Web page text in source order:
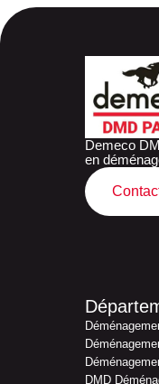
Demeco
en
DMD